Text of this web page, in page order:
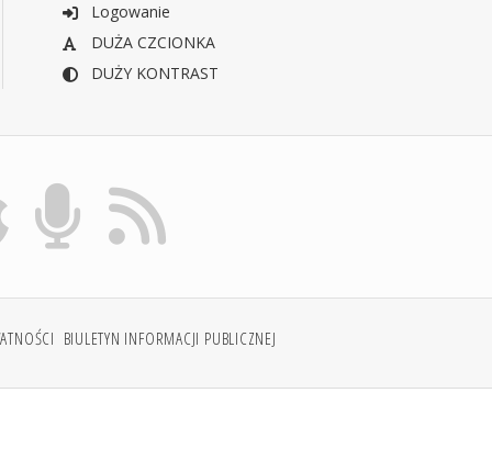
Logowanie
DUŻA CZCIONKA
DUŻY KONTRAST
BIULETYN INFORMACJI PUBLICZNEJ